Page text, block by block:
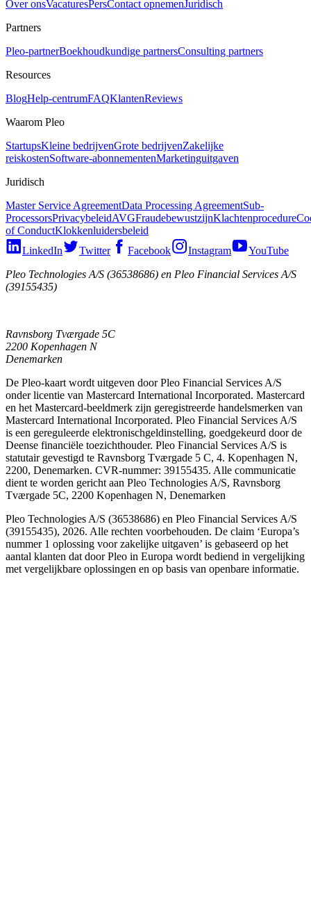
Over onsVacaturesPersContact opnemenJuridisch
Partners
Pleo-partnerBoekhoudkundige partnersConsulting partners
Resources
BlogHelp-centrumFAQKlantenReviews
Waarom Pleo
StartupsKleine bedrijvenGrote bedrijvenZakelijke
reiskostenSoftware-abonnementenMarketinguitgaven
Juridisch
Master Service AgreementData Processing AgreementSub-
ProcessorsPrivacybeleidAVGFraudebewustzijnKlachtenprocedure
of ConductKlokkenluidersbeleid
LinkedIn
Twitter Facebook Instagram
YouTube
Pleo Technologies A/S (36538686) en Pleo Financial Services A/S
(39155435)
Ravnsborg Tværgade 5C
2200 Kopenhagen N
Denemarken
De Pleo-kaart wordt uitgeven door Pleo Financial Services A/S
onder licentie van Mastercard International Incorporated. Mastercard
en het Mastercard-beeldmerk zijn geregistreerde handelsmerken van
Mastercard International Incorporated. Pleo Financial Services A/S
is een gereguleerde elektronischgeldinstelling, goedgekeurd door de
Deense financiële toezichthouder. Pleo Financial Services A/S is
statutair gevestigd te Ravnsborg Tværgade 5 C, 4. Kopenhagen N,
2200, Denemarken. CVR-nummer: 39155435. Alle communicatie
dient te worden gericht aan Pleo Technologies A/S, Ravnsborg
Tværgade 5C, 2200 Kopenhagen N, Denemarken
Pleo Technologies A/S (36538686) en Pleo Financial Services A/S
(39155435), 2026. Alle rechten voorbehouden. De claim ‘Europa’s
nummer 1 oplossing voor zakelijke uitgaven’ is gebaseerd op het
aantal klanten dat door Pleo in Europa wordt bediend in vergelijking
met vergelijkbare oplossingen en op basis van openbare informatie.